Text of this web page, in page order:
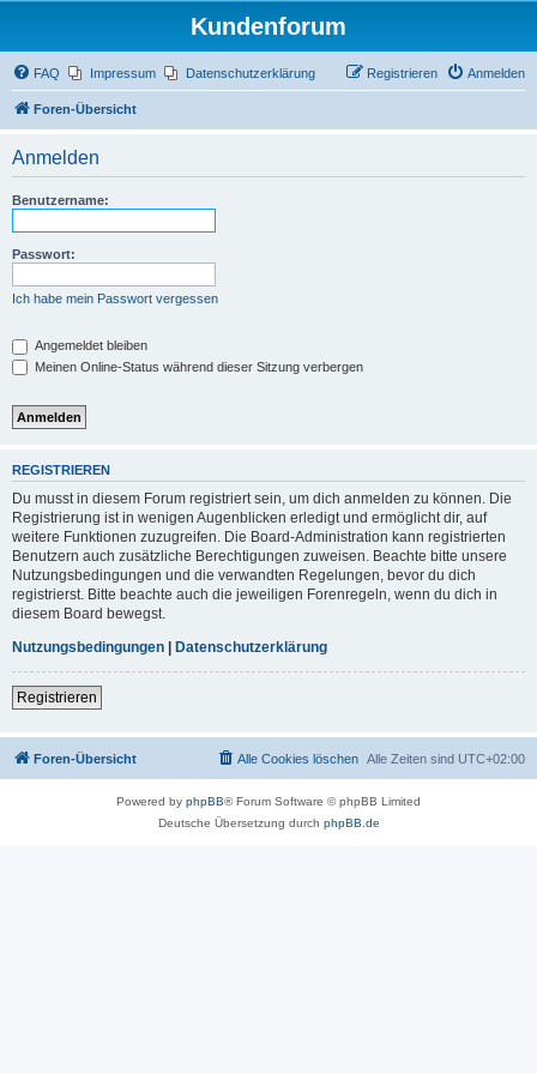
Kundenforum
FAQ Impressum Datenschutzerklärung Anmelden
Registrieren
Foren-Übersicht
Anmelden
Benutzername:
Passwort:
Ich habe mein Passwort vergessen
Angemeldet bleiben
Meinen Online-Status während dieser Sitzung verbergen
REGISTRIEREN
Du musst in diesem Forum registriert sein, um dich anmelden zu können. Die
Registrierung ist in wenigen Augenblicken erledigt und ermöglicht dir, auf
weitere Funktionen zuzugreifen. Die Board-Administration kann registrierten
Benutzern auch zusätzliche Berechtigungen zuweisen. Beachte bitte unsere
Nutzungsbedingungen und die verwandten Regelungen, bevor du dich
registrierst. Bitte beachte auch die jeweiligen Forenregeln, wenn du dich in
diesem Board bewegst.
Nutzungsbedingungen | Datenschutzerklärung
Registrieren
Foren-Übersicht Alle Zeiten sind UTC+02:00
Alle Cookies löschen
Powered by phpBB® Forum Software © phpBB Limited
Deutsche Übersetzung durch phpBB.de